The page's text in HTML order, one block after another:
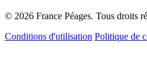
© 2026 France Péages. Tous droits
Conditions d'utilisation Politique de